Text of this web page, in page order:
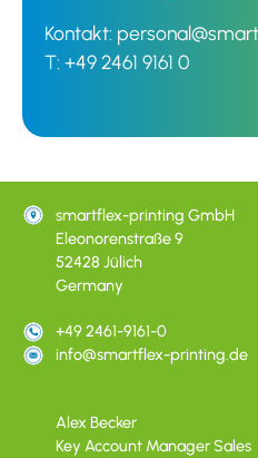
Kontakt:
T: +49 2461 9161 0
smartflex-printing GmbH
Eleonorenstraße 9
52428 Jülich
Germany
+49 2461-9161-0
info@smartflex-printing.de
Alex Becker
Key Account Manager Sales